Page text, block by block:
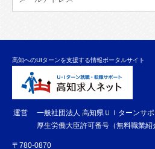
高知へのUIターンを支援する情報ポータルサイト
運営
一般社団法人 高知県ＵＩターンサ
厚生労働大臣許可番号（無料職業
〒780-0870